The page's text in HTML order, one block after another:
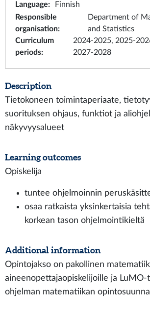
Language:
Finnish
Responsible
organisation:
Department of
and Statistics
Curriculum
periods:
2024-2025, 2025-
2027-2028
Description
Tietokoneen toimintaperiaate,
suorituksen ohjaus, funktiot ja
näkyvyysalueet
Learning outcomes
Opiskelija
tuntee ohjelmoinnin
osaa ratkaista yksinkertaisia
korkean tason ohjelmointikieltä
Additional information
Opintojakso on pakollinen
aineenopettajaopiskelijoille ja
ohjelman matematiikan